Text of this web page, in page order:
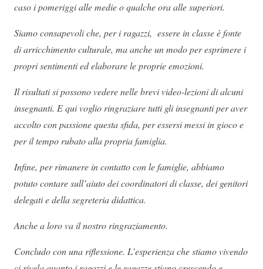
caso i pomeriggi alle medie o qualche ora alle superiori.
Siamo consapevoli che, per i ragazzi, essere in classe è fonte
di arricchimento culturale, ma anche un modo per esprimere i
propri sentimenti ed elaborare le proprie emozioni.
Il risultati si possono vedere nelle brevi video-lezioni di alcuni
insegnanti. E qui voglio ringraziare tutti gli insegnanti per aver
accolto con passione questa sfida, per essersi messi in gioco e
per il tempo rubato alla propria famiglia.
Infine, per rimanere in contatto con le famiglie, abbiamo
potuto contare sull’aiuto dei coordinatori di classe, dei genitori
delegati e della segreteria didattica.
Anche a loro va il nostro ringraziamento.
Concludo con una riflessione. L’esperienza che stiamo vivendo